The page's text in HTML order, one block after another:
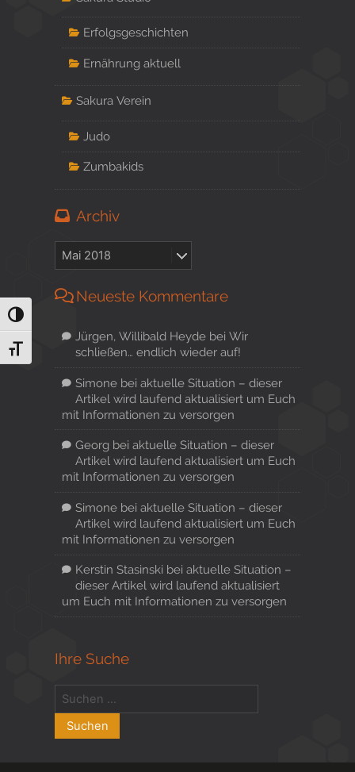
Umschalten auf hohe Kontraste
Schrift vergrößern
Erfolgsgeschichten
Ernährung aktuell
Sakura Verein
Judo
Zumbakids
Archiv
Neueste Kommentare
Jürgen, Willibald Heydebei Wir
schließen… endlich wieder auf!
Simonebei aktuelle Situation – dieser
Artikel wird laufend aktualisiert um Euch
mit Informationen zu versorgen
Georg bei aktuelle Situation – dieser
Artikel wird laufend aktualisiert um Euch
mit Informationen zu versorgen
Simonebei aktuelle Situation – dieser
Artikel wird laufend aktualisiert um Euch
mit Informationen zu versorgen
Kerstin Stasinski bei aktuelle Situation –
dieser Artikel wird laufend aktualisiert
um Euch mit Informationen zu versorgen
Ihre Suche